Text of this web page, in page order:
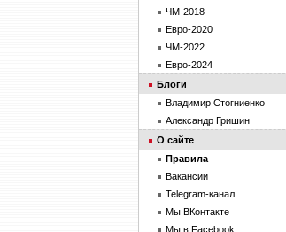
ЧМ-2018
Евро-2020
ЧМ-2022
Евро-2024
Блоги
Владимир Стогниенко
Александр Гришин
О сайте
Правила
Вакансии
Telegram-канал
Мы ВКонтакте
Мы в Facebook